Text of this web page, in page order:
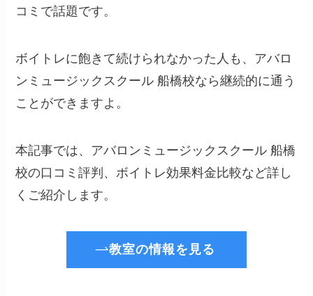
コミで話題です。
ボイトレに飽きて続けられなかった人も、アバロ
ンミュージックスクール 船橋校なら継続的に通う
ことができますよ。
本記事では、アバロンミュージックスクール 船橋
校の口コミ評判、ボイトレ効果料金比較など詳し
くご紹介します。
教室の情報を見る